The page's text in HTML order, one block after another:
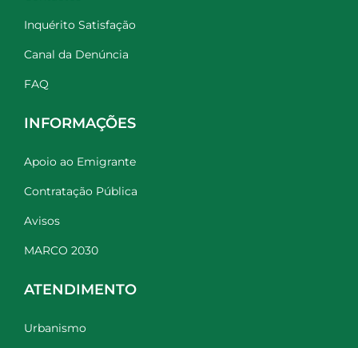
Inquérito Satisfação
Canal da Denúncia
FAQ
INFORMAÇÕES
Apoio ao Emigrante
Contratação Pública
Avisos
MARCO 2030
ATENDIMENTO
Urbanismo